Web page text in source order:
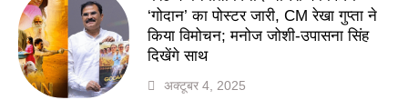
‘गोदान’ का पोस्टर जारी, CM रेखा गुप्ता ने
किया विमोचन; मनोज जोशी-उपासना सिंह
दिखेंगे साथ
अक्टूबर 4, 2025